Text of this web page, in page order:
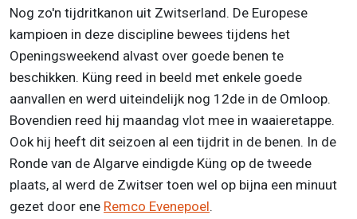
Nog zo'n tijdritkanon uit Zwitserland. De Europese
kampioen in deze discipline bewees tijdens het
Openingsweekend alvast over goede benen te
beschikken. Küng reed in beeld met enkele goede
aanvallen en werd uiteindelijk nog 12de in de Omloop.
Bovendien reed hij maandag vlot mee in waaieretappe.
Ook hij heeft dit seizoen al een tijdrit in de benen. In de
Ronde van de Algarve eindigde Küng op de tweede
plaats, al werd de Zwitser toen wel op bijna een minuut
gezet door ene Remco Evenepoel.